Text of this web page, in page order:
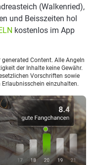
(Walkenried),
und Beisszeiten hol
kostenlos im App
generated Content. Alle Angeln
der Inhalte keine Gewähr.
Vorschriften sowie
einzuhalten.